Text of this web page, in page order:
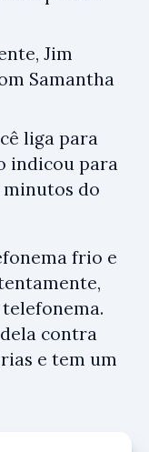
Jim
Samantha
liga para
indicou para
minutos do
frio e
contra
e tem um